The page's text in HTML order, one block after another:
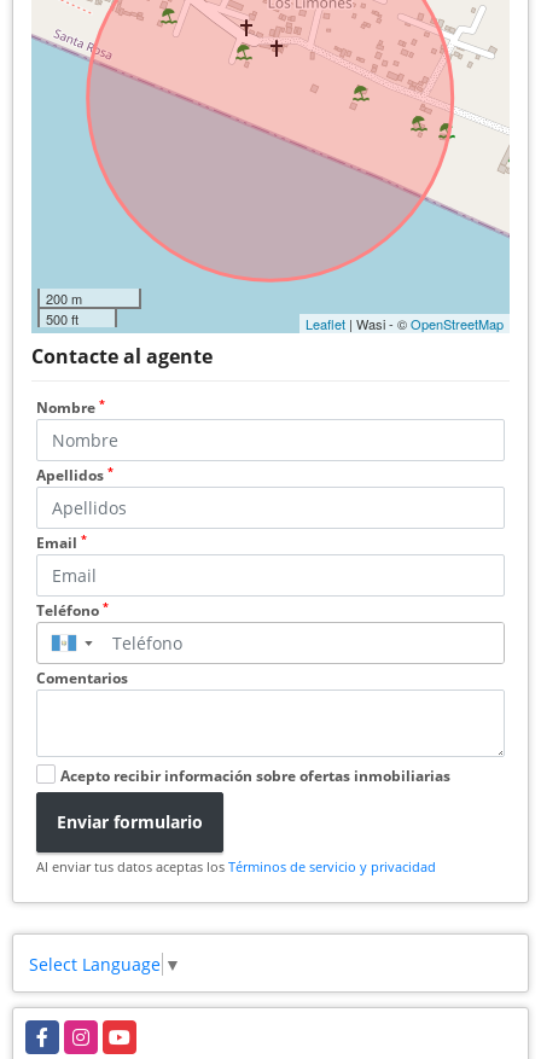
200 m
500 ft
Leaflet | Wasi - ©OpenStreetMap
Contacte al agente
Nombre *
Apellidos *
Email *
Teléfono *
▼
Comentarios
Acepto recibir información sobre ofertas inmobiliarias
Enviar formulario
Al enviar tus datos aceptas los Términos de servicio y privacidad
Select Language ▼
FacebookInstagramYouTube